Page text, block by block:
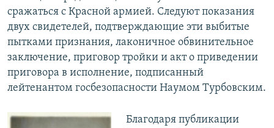
сражаться с Красной армией. Следуют показания
двух свидетелей, подтверждающие эти выбитые
пытками признания, лаконичное обвинительное
заключение, приговор тройки и акт о приведении
приговора в исполнение, подписанный
лейтенантом госбезопасности Наумом Турбовским.
Благодаря публикации